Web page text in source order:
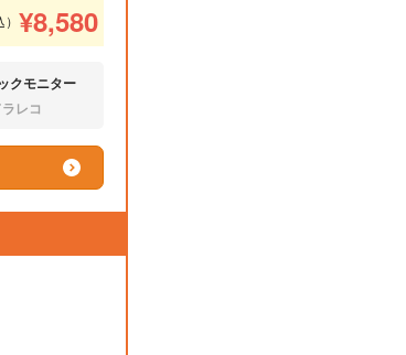
¥8,580
クモニター
ラレコ